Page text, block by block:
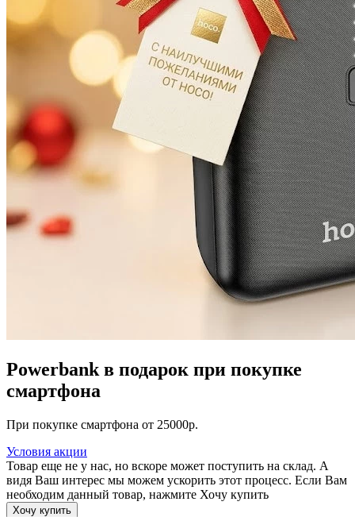
Powerbank в подарок при покупке
смартфона
При покупке смартфона от 25000р.
Условия акции
Товар еще не у нас, но вскоре может поступить на склад. А
видя Ваш интерес мы можем ускорить этот процесс. Если Вам
необходим данный товар, нажмите Хочу купить
Хочу купить